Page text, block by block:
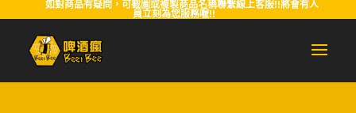
如對商品有疑問，可截圖或複製商品名稱聯繫線上客服!!將會有人
員立刻為您服務喔!!